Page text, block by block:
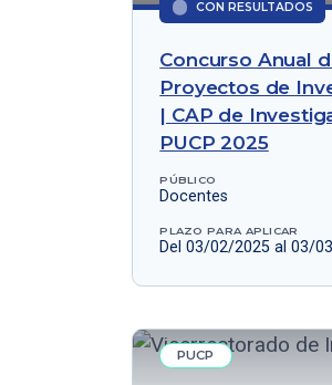
CON RESULTADOS
Concurso Anual
Proyectos de
| CAP de
PUCP 2025
PÚBLICO
Docentes
PLAZO PARA APLICAR
Del 03/02/2025 al 03/
PUCP